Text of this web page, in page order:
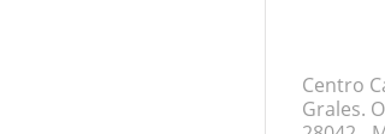
Centro
Grales.